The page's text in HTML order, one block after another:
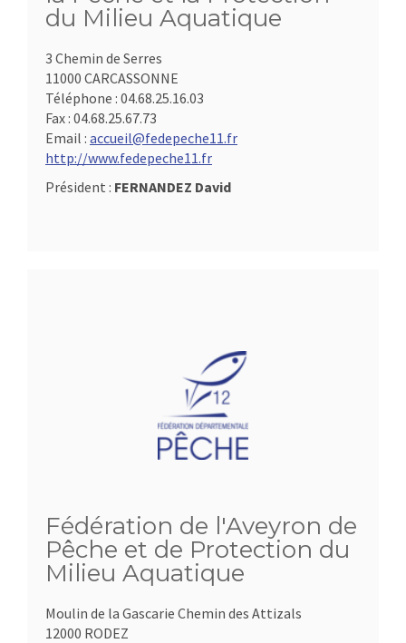
du Milieu Aquatique
3 Chemin de Serres
11000 CARCASSONNE
Téléphone : 04.68.25.16.03
Fax : 04.68.25.67.73
Email : accueil@fedepeche11.fr
http://www.fedepeche11.fr
Président : FERNANDEZ David
Fédération de l'Aveyron de
Pêche et de Protection du
Milieu Aquatique
Moulin de la Gascarie Chemin des Attizals
12000 RODEZ